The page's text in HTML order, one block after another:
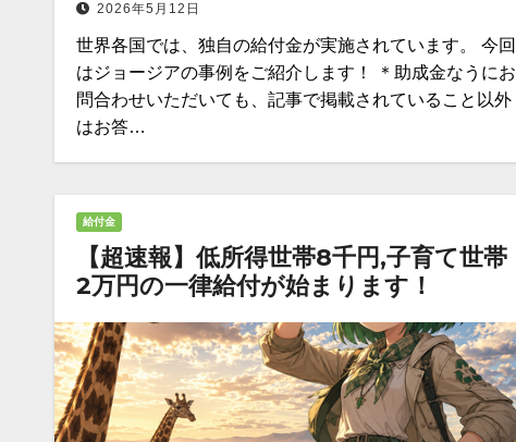
2026年5月12日
世界各国では、独自の給付金が実施されています。 今回
はジョージアの事例をご紹介します！ ＊助成金なうにお
問合わせいただいても、記事で掲載されていること以外
はお答…
給付金
【超速報】低所得世帯8千円,子育て世帯
2万円の一律給付が始まります！